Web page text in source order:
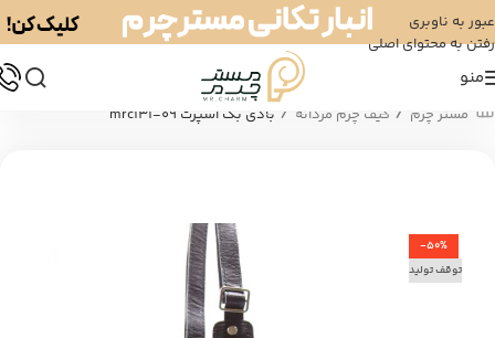
عبور به ناوبری
رفتن به محتوای اصلی
منو
مستر چرم / کیف چرم مردانه / بادی بگ اسپرت mrc131-09
-50%
توقف تولید